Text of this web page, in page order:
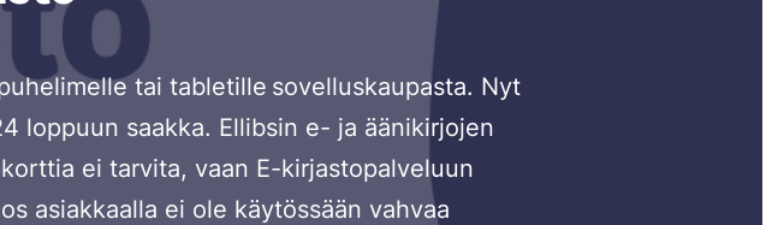
tai tabletille sovelluskaupasta. Nyt
loppuun saakka. Ellibsin e- ja äänikirjojen
ei tarvita, vaan E-kirjastopalveluun
asiakkaalla ei ole käytössään vahvaa